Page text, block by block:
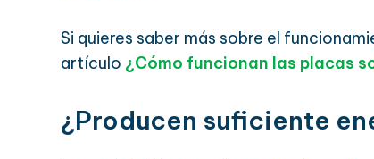
Si quieres saber más sobre el
artículo ¿Cómo funcionan las placas
¿Producen suficiente